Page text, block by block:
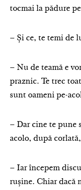
tocmai la pădure
– Și ce, te temi de
– Nu de teamă e
praznic. Te trec
sunt oameni pe-
– Dar cine te pune
acolo, după
– Iar începem
rușine. Chiar dacă